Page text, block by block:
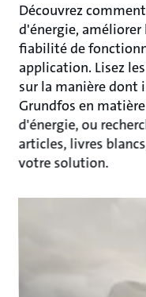
Découvrez
d'énergie,
fiabilité de
application. Lisez
sur la manière
Grundfos en
d'énergie, ou
articles, livres
votre solution.